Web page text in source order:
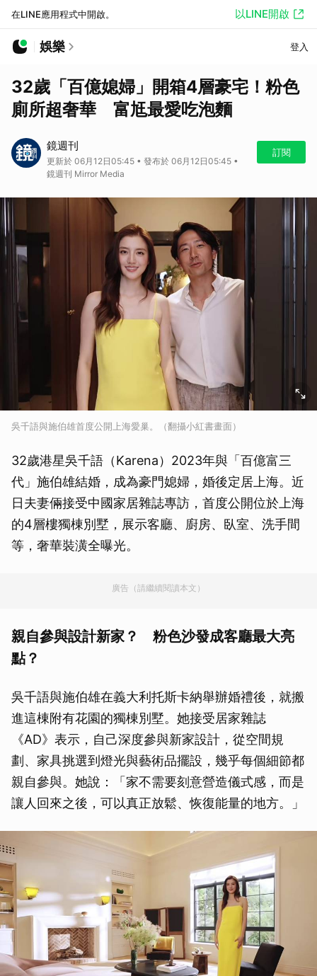
在LINE應用程式中開啟。 以LINE開啟
娛樂 登入
32歲「百億媳婦」開箱4層豪宅！粉色
廁所超奢華 富尪最愛吃泡麵
鏡週刊
更新於 06月12日05:45 • 發布於 06月12日05:45 •
鏡週刊 Mirror Media
訂閱
吳千語與施伯雄首度公開上海愛巢。（翻攝小紅書畫面）
32歲港星吳千語（Karena）2023年與「百億富三
代」施伯雄結婚，成為豪門媳婦，婚後定居上海。近
日夫妻倆接受中國家居雜誌專訪，首度公開位於上海
的4層樓獨棟別墅，展示客廳、廚房、臥室、洗手間
等，奢華裝潢全曝光。
廣告（請繼續閱讀本文）
親自參與設計新家？ 粉色沙發成客廳最大亮
點？
吳千語與施伯雄在義大利托斯卡納舉辦婚禮後，就搬
進這棟附有花園的獨棟別墅。她接受居家雜誌
《AD》表示，自己深度參與新家設計，從空間規
劃、家具挑選到燈光與藝術品擺設，幾乎每個細節都
親自參與。她說：「家不需要刻意營造儀式感，而是
讓人回來之後，可以真正放鬆、恢復能量的地方。」